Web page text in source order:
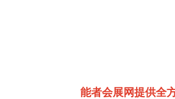
能者会展网提供全